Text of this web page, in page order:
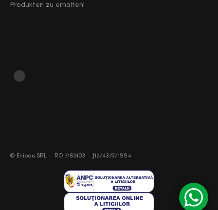
Produkten zu erhalten!
© Enipau SRL RO 7165103 J12/4373/1994